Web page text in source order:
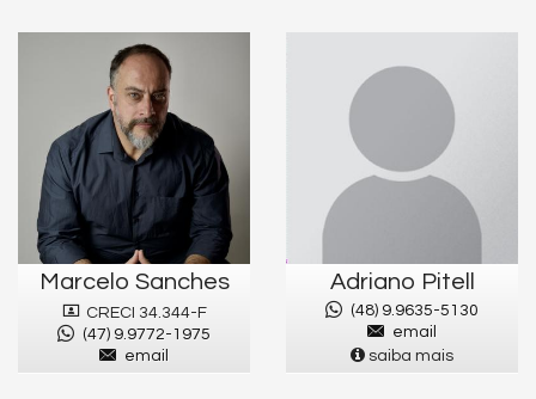
Marcelo Sanches
CRECI 34.344-F
(47) 9.9772-1975
email
Adriano Pitell
(48) 9.9635-5130
email
saiba mais